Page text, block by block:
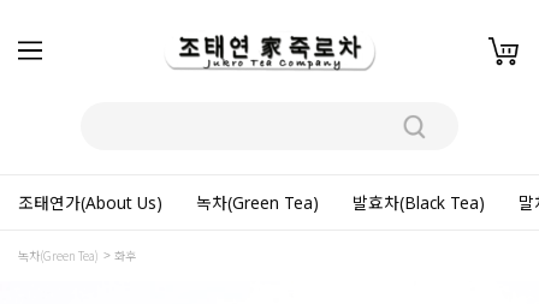
조태연가(About Us) 녹차(Green Tea) 발효차(Black Tea)
녹차(Green Tea) 화후